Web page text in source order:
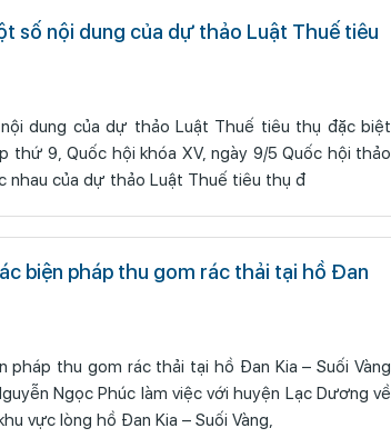
số nội dung của dự thảo Luật Thuế tiêu
dung của dự thảo Luật Thuế tiêu thụ đặc biệt
thứ 9, Quốc hội khóa XV, ngày 9/5 Quốc hội thảo
nhau của dự thảo Luật Thuế tiêu thụ đ
biện pháp thu gom rác thải tại hồ Đan
pháp thu gom rác thải tại hồ Đan Kia – Suối Vàng
Ngọc Phúc làm việc với huyện Lạc Dương về
vực lòng hồ Đan Kia – Suối Vàng,